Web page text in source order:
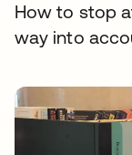
How to stop
way into